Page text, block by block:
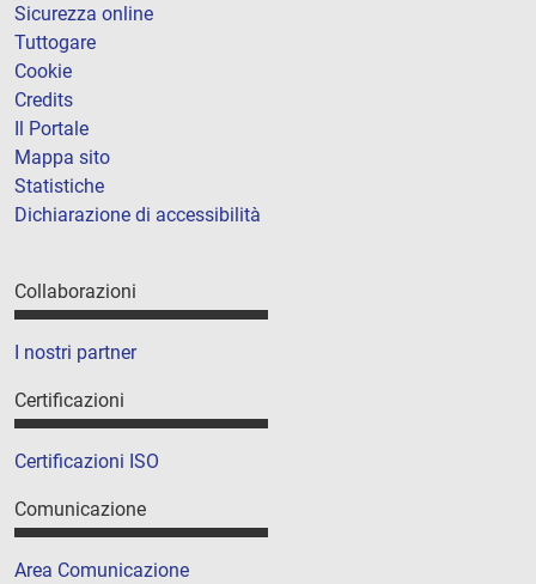
Sicurezza online
Tuttogare
Cookie
Credits
Il Portale
Mappa sito
Statistiche
Dichiarazione di accessibilità
Collaborazioni
I nostri partner
Certificazioni
Certificazioni ISO
Comunicazione
Area Comunicazione